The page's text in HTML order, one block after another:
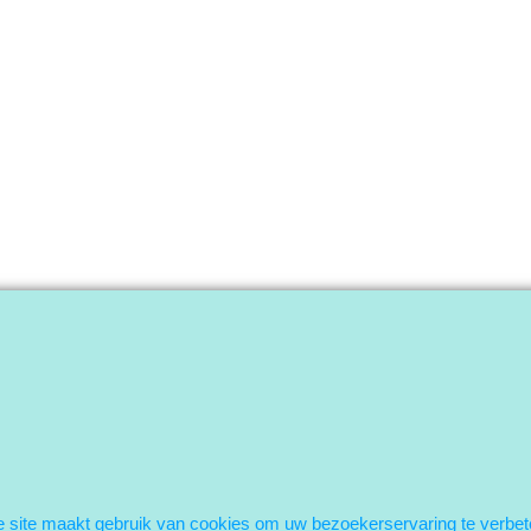
site maakt gebruik van cookies om uw bezoekerservaring te